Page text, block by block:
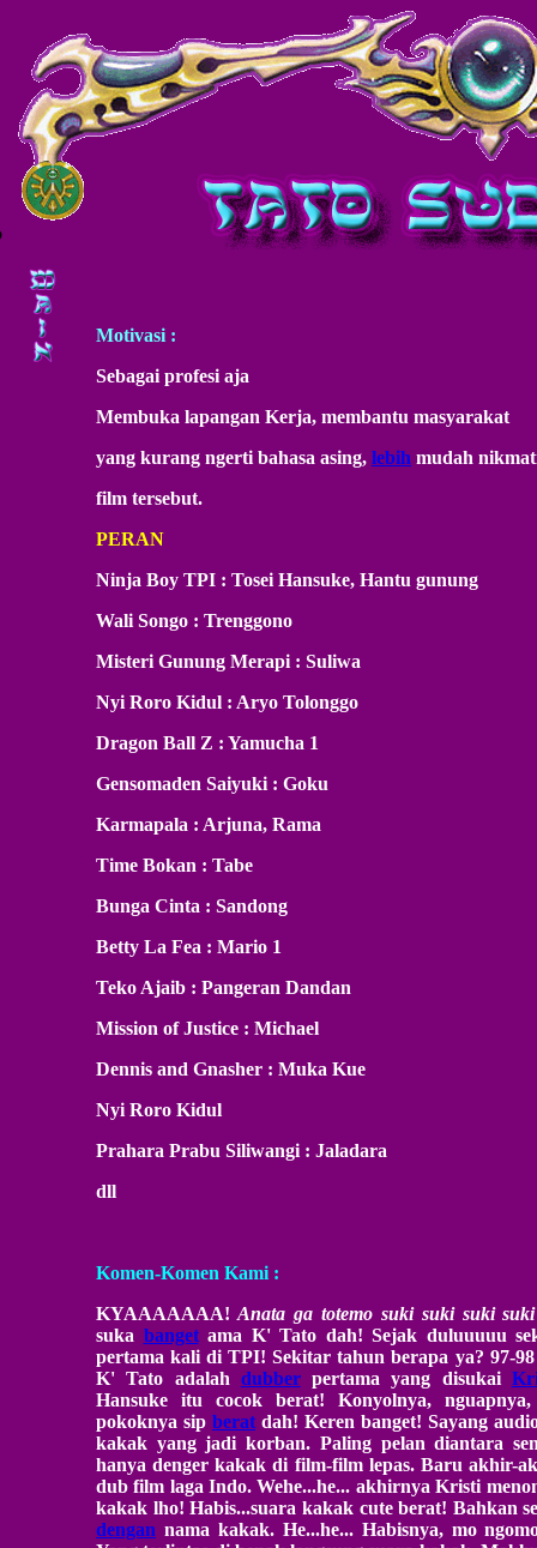
Motivasi :
Sebagai profesi aja
Membuka lapangan Kerja, membantu masyarakat
yang kurang ngerti bahasa asing, lebih mudah
film tersebut.
PERAN
Ninja Boy TPI : Tosei Hansuke, Hantu gunung
Wali Songo : Trenggono
Misteri Gunung Merapi : Suliwa
Nyi Roro Kidul : Aryo Tolonggo
Dragon Ball Z : Yamucha 1
Gensomaden Saiyuki : Goku
Karmapala : Arjuna, Rama
Time Bokan : Tabe
Bunga Cinta : Sandong
Betty La Fea : Mario 1
Teko Ajaib : Pangeran Dandan
Mission of Justice : Michael
Dennis and Gnasher : Muka Kue
Nyi Roro Kidul
Prahara Prabu Siliwangi : Jaladara
dll
Komen-Komen Kami :
KYAAAAAAA! Anata ga totemo suki suki suki
suka bangetama K' Tato dah! Sejak duluuuuu
pertama kali di TPI! Sekitar tahun berapa ya? 97-
K' Tato adalah dubberpertama yang disukai
Hansuke itu cocok berat! Konyolnya,
pokoknya sip berat dah! Keren banget! Sayang
kakak yang jadi korban. Paling pelan diantara
hanya denger kakak di film-film lepas. Baru akhir-
dub film laga Indo. Wehe...he... akhirnya Kristi
kakak lho! Habis...suara kakak cute berat! Bahkan
dengan nama kakak. He...he... Habisnya, mo